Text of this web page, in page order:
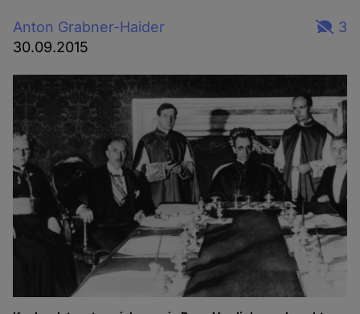
Anton Grabner-Haider
30.09.2015
3